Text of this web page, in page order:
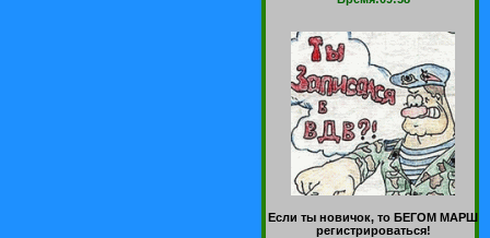
Если ты новичок, то БЕГОМ МАРШ
регистрироваться!